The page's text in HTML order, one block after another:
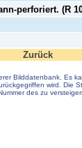
perforiert. (R
Zurück
Bilddatenbank. Es
wird. Die
des zu